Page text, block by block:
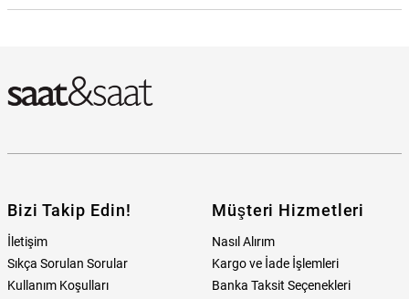
Bizi Takip Edin!
İletişim
Sıkça Sorulan Sorular
Kullanım Koşulları
Müşteri Hizmetleri
Nasıl Alırım
Kargo ve İade İşlemleri
Banka Taksit Seçenekleri